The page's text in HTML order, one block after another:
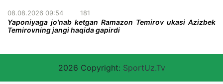
08.08.2026 09:54 181
Yaponiyaga jo'nab ketgan Ramazon Temirov ukasi Azizbek
Temirovning jangi haqida gapirdi
2026 Copyright: SportUz.Tv